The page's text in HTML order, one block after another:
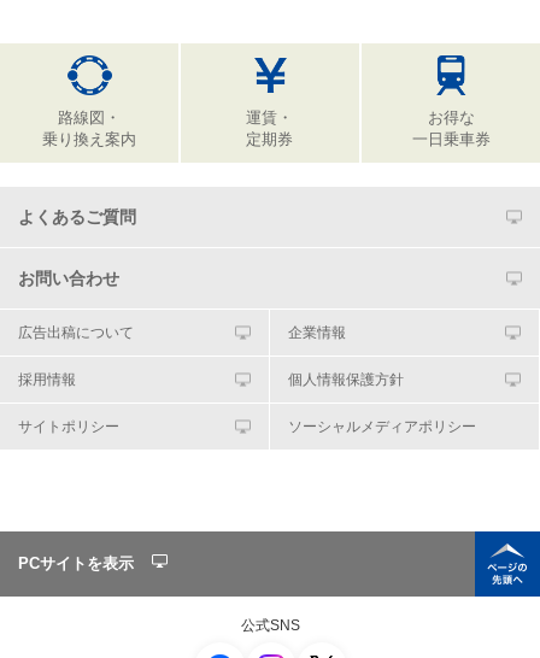
路線図・
乗り換え案内
運賃・
定期券
お得な
一日乗車券
よくあるご質問
お問い合わせ
広告出稿について 企業情報
採用情報 個人情報保護方針
サイトポリシー ソーシャルメディアポリシー
PCサイトを表示
公式SNS